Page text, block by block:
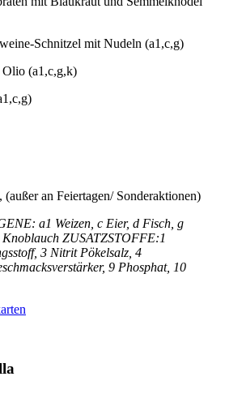
Schnitzel mit Nudeln (a1,c,g)
(a1,c,g,k)
, (außer an Feiertagen/ Sonderaktionen)
a1 Weizen, c Eier, d Fisch, g
ZUSATZSTOFFE:1
3 Nitrit Pökelsalz, 4
9 Phosphat, 10